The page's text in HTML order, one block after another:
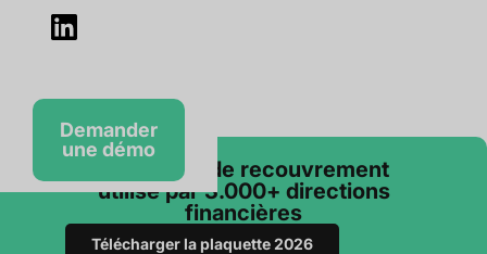
Demander
une démo
Le logiciel de recouvrement
utilisé par 3.000+ directions
financières
Télécharger la plaquette 2026